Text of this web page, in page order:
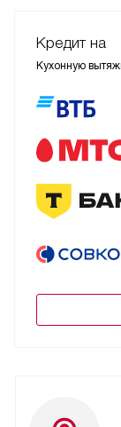
Кредит на
Кухонную